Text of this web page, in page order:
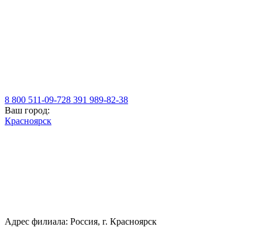
8 800 511-09-728 391 989-82-38
Ваш город:
Красноярск
Адрес филиала: Россия, г. Красноярск